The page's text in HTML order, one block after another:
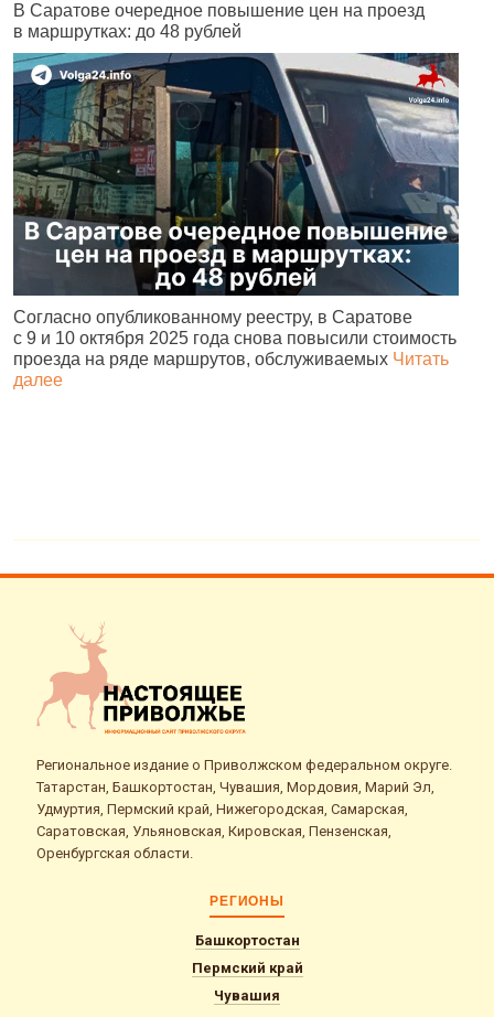
В Саратове очередное повышение цен на проезд
в маршрутках: до 48 рублей
Согласно опубликованному реестру, в Саратове
с 9 и 10 октября 2025 года снова повысили стоимость
проезда на ряде маршрутов, обслуживаемых Читать
далее
Региональное издание о Приволжском федеральном округе.
Татарстан, Башкортостан, Чувашия, Мордовия, Марий Эл,
Удмуртия, Пермский край, Нижегородская, Самарская,
Саратовская, Ульяновская, Кировская, Пензенская,
Оренбургская области.
РЕГИОНЫ
Башкортостан
Пермский край
Чувашия